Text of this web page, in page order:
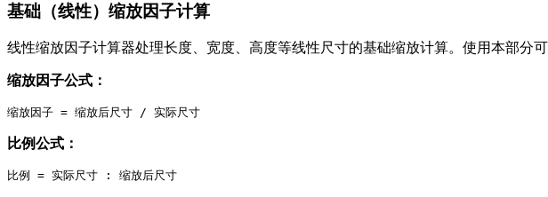
基础（线性）缩放因子计算
线性缩放因子计算器处理长度、宽度、高度等线性尺寸的基础缩放计算。使用本部分
缩放因子公式：
比例公式：